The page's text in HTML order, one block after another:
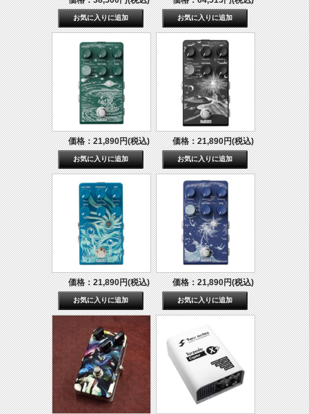
価格：21,890円(税込) 価格：21,890円(税込)
価格：21,890円(税込) 価格：21,890円(税込)